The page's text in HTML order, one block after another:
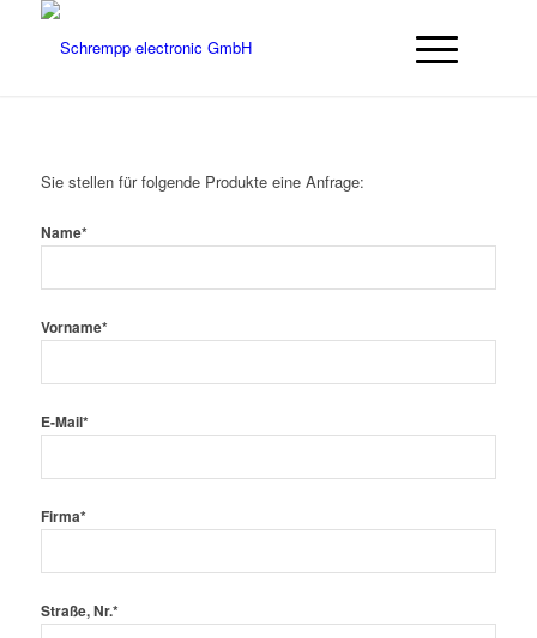
Sie stellen für folgende Produkte eine Anfrage:
Name*
Vorname*
E-Mail*
Firma*
Straße, Nr.*